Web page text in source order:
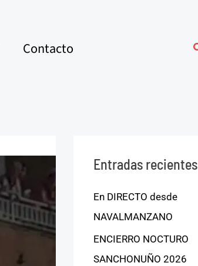
Contacto
Entradas recientes
En DIRECTO desde
NAVALMANZANO
ENCIERRO NOCTURO
SANCHONUÑO 2026